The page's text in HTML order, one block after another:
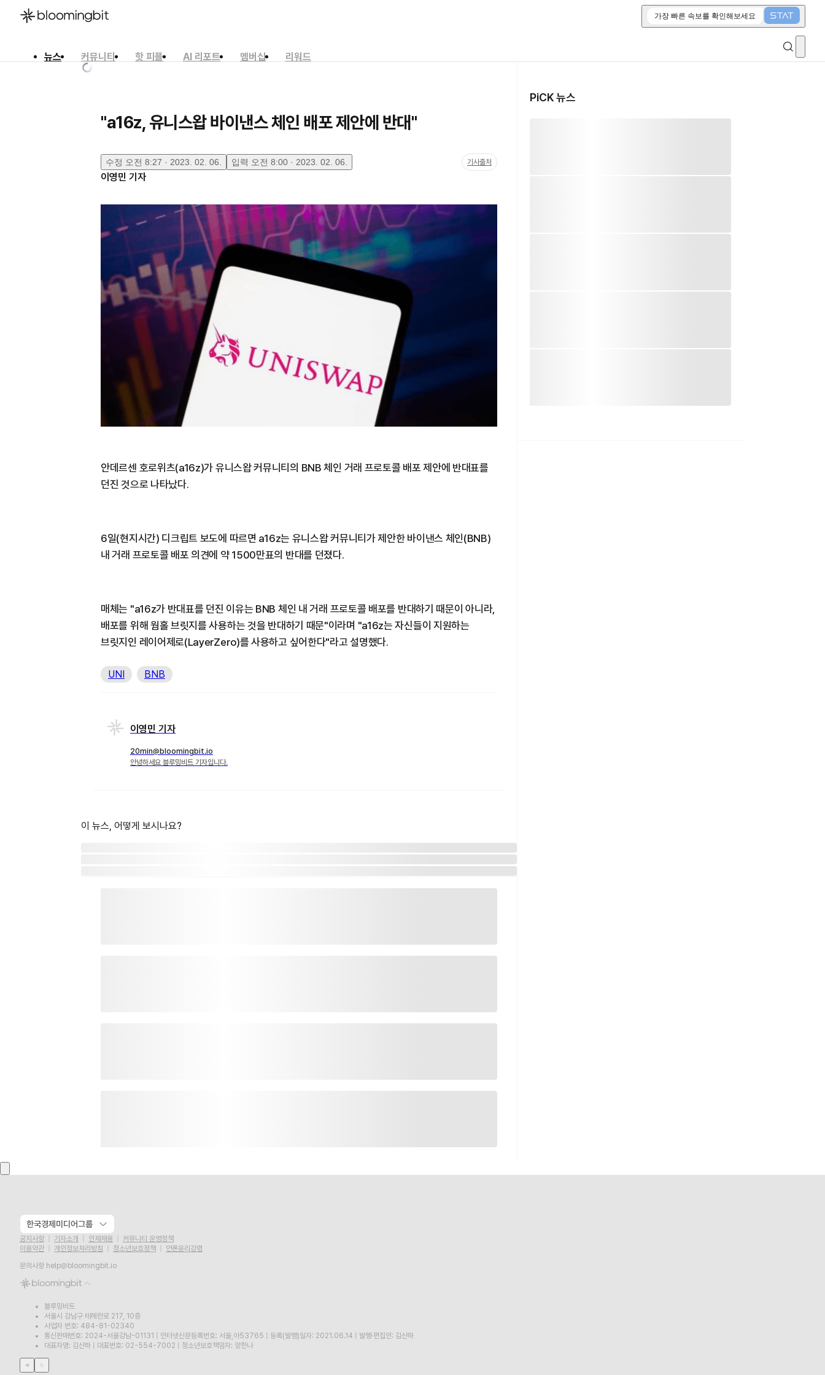
가장 빠른 속보를 확인해보세요
뉴스 커뮤니티 핫 피플 AI 리포트 멤버십
리워드
"a16z, 유니스왑 바이낸스 체인 배포 제안에 반대"
수정 오전 8:27 · 2023. 02. 06. 입력 오전 8:00 · 2023. 02. 06. 기사출처
이영민 기자
안데르센 호로위츠(a16z)가 유니스왑 커뮤니티의 BNB 체인 거래 프로토콜 배포 제안에 반대표를
던진 것으로 나타났다.
6일(현지시간) 디크립트 보도에 따르면 a16z는 유니스왑 커뮤니티가 제안한 바이낸스 체인(BNB)
내 거래 프로토콜 배포 의견에 약 1500만표의 반대를 던졌다.
매체는 "a16z가 반대표를 던진 이유는 BNB 체인 내 거래 프로토콜 배포를 반대하기 때문이 아니라,
배포를 위해 웜홀 브릿지를 사용하는 것을 반대하기 때문"이라며 "a16z는 자신들이 지원하는
브릿지인 레이어제로(LayerZero)를 사용하고 싶어한다"라고 설명했다.
UNI BNB
이영민 기자
20min@bloomingbit.io
안녕하세요 블루밍비트 기자입니다.
이 뉴스, 어떻게 보시나요?
PiCK 뉴스
한국경제미디어그룹
공지사항 기자소개 인재채용
커뮤니티 운영정책
이용약관
개인정보처리방침 청소년보호정책
언론윤리강령
문의사항 help@bloomingbit.io
블루밍비트
서울시 강남구 테헤란로 217, 10층
사업자 번호: 484-81-02340
통신판매번호: 2024-서울강남-01131
인터넷신문등록번호: 서울,아53765 등록(발행)일자: 2021.06.14
발행·편집인: 김산하
대표자명: 김산하
대표번호: 02-554-7002 청소년보호책임자: 양한나